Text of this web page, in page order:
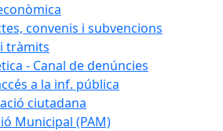
convenis i subvencions
tràmits
- Canal de denúncies
a la inf. pública
ciutadana
Municipal (PAM)